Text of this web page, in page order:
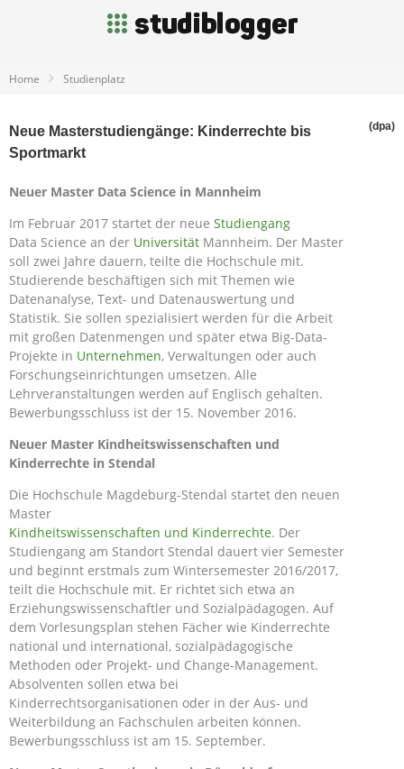
Home Studienplatz
Neue Masterstudiengänge: Kinderrechte bis
Sportmarkt
(dpa)
Neuer Master Data Science in Mannheim
Im Februar 2017 startet der neue Studiengang
Data Science an der Universität Mannheim. Der Master
soll zwei Jahre dauern, teilte die Hochschule mit.
Studierende beschäftigen sich mit Themen wie
Datenanalyse, Text- und Datenauswertung und
Statistik. Sie sollen spezialisiert werden für die Arbeit
mit großen Datenmengen und später etwa Big-Data-
Projekte in Unternehmen, Verwaltungen oder auch
Forschungseinrichtungen umsetzen. Alle
Lehrveranstaltungen werden auf Englisch gehalten.
Bewerbungsschluss ist der 15. November 2016.
Neuer Master Kindheitswissenschaften und
Kinderrechte in Stendal
Die Hochschule Magdeburg-Stendal startet den neuen
Master
Kindheitswissenschaften und Kinderrechte. Der
Studiengang am Standort Stendal dauert vier Semester
und beginnt erstmals zum Wintersemester 2016/2017,
teilt die Hochschule mit. Er richtet sich etwa an
Erziehungswissenschaftler und Sozialpädagogen. Auf
dem Vorlesungsplan stehen Fächer wie Kinderrechte
national und international, sozialpädagogische
Methoden oder Projekt- und Change-Management.
Absolventen sollen etwa bei
Kinderrechtsorganisationen oder in der Aus- und
Weiterbildung an Fachschulen arbeiten können.
Bewerbungsschluss ist am 15. September.